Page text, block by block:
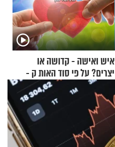
איש ואישה - קדושה או
יצרים? על פי סוד האות ק -
הרב זמיר כהן